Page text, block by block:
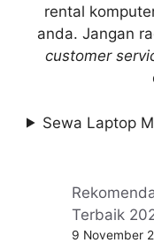
rental
anda. Jangan
customer
Sewa Laptop
Terbaik
9 November